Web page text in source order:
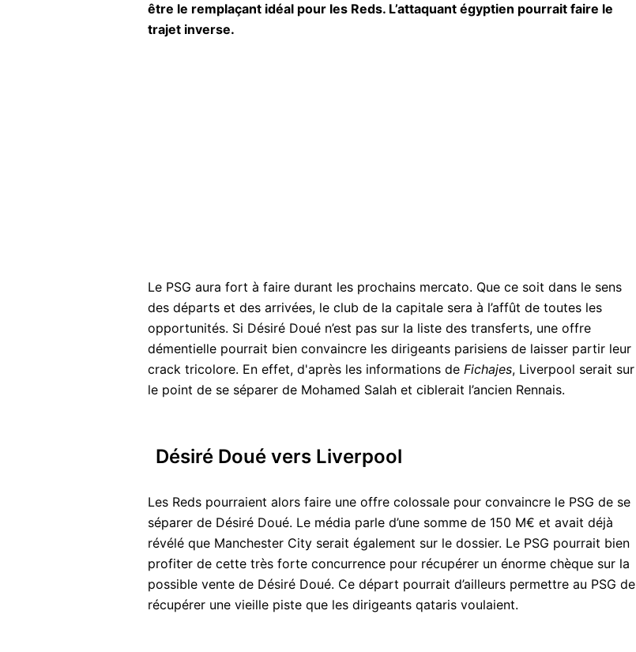
être le remplaçant idéal pour les Reds. L’attaquant égyptien pourrait faire le
trajet inverse.
Le PSG aura fort à faire durant les prochains mercato. Que ce soit dans le sens
des départs et des arrivées, le club de la capitale sera à l’affût de toutes les
opportunités. Si Désiré Doué n’est pas sur la liste des transferts, une offre
démentielle pourrait bien convaincre les dirigeants parisiens de laisser partir leur
crack tricolore. En effet, d'après les informations de Fichajes, Liverpool serait sur
le point de se séparer de Mohamed Salah et ciblerait l’ancien Rennais.
Désiré Doué vers Liverpool
Les Reds pourraient alors faire une offre colossale pour convaincre le PSG de se
séparer de Désiré Doué. Le média parle d’une somme de 150 M€ et avait déjà
révélé que Manchester City serait également sur le dossier. Le PSG pourrait bien
profiter de cette très forte concurrence pour récupérer un énorme chèque sur la
possible vente de Désiré Doué. Ce départ pourrait d’ailleurs permettre au PSG de
récupérer une vieille piste que les dirigeants qataris voulaient.